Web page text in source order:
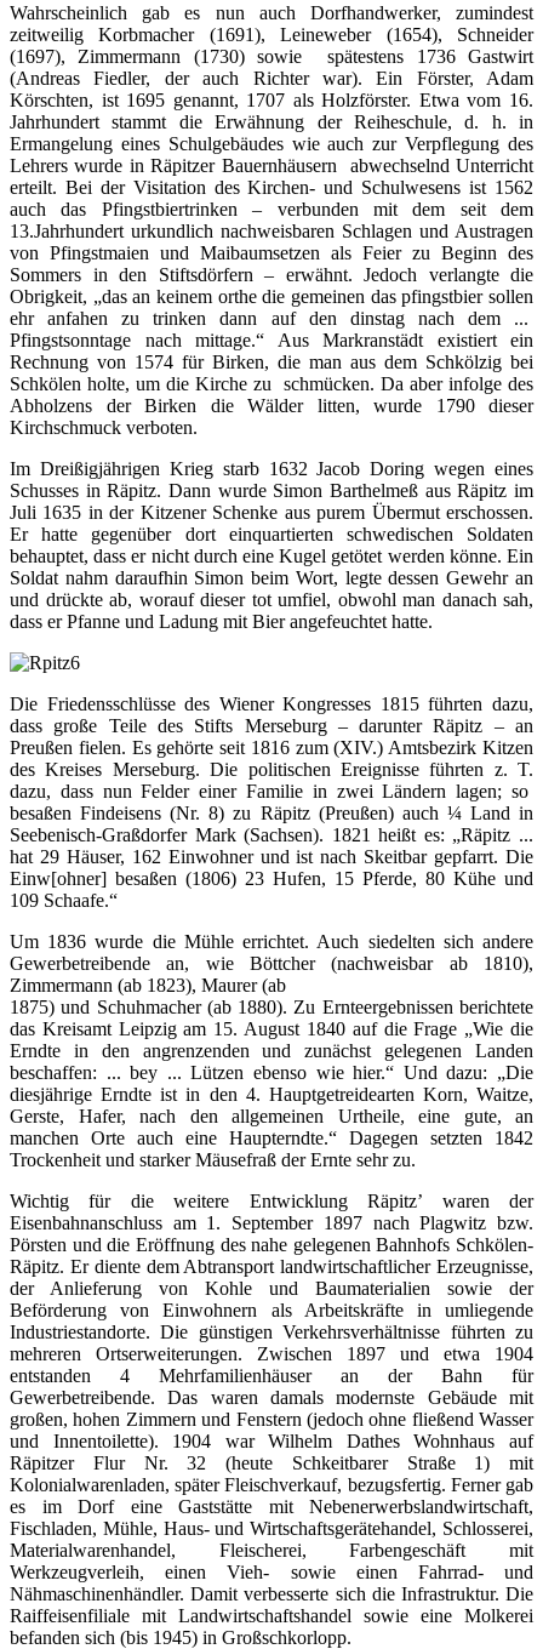
Wahrscheinlich gab es nun auch Dorfhandwerker, zumindest
zeitweilig Korbmacher (1691), Leineweber (1654), Schneider
(1697), Zimmermann (1730) sowie spätestens 1736 Gastwirt
(Andreas Fiedler, der auch Richter war). Ein Förster, Adam
Körschten, ist 1695 genannt, 1707 als Holzförster. Etwa vom 16.
Jahrhundert stammt die Erwähnung der Reiheschule, d. h. in
Ermangelung eines Schulgebäudes wie auch zur Verpflegung des
Lehrers wurde in Räpitzer Bauernhäusern abwechselnd Unterricht
erteilt. Bei der Visitation des Kirchen- und Schulwesens ist 1562
auch das Pfingstbiertrinken – verbunden mit dem seit dem
13.Jahrhundert urkundlich nachweisbaren Schlagen und Austragen
von Pfingstmaien und Maibaumsetzen als Feier zu Beginn des
Sommers in den Stiftsdörfern – erwähnt. Jedoch verlangte die
Obrigkeit, „das an keinem orthe die gemeinen das pfingstbier sollen
ehr anfahen zu trinken dann auf den dinstag nach dem ...
Pfingstsonntage nach mittage.“ Aus Markranstädt existiert ein
Rechnung von 1574 für Birken, die man aus dem Schkölzig bei
Schkölen holte, um die Kirche zu schmücken. Da aber infolge des
Abholzens der Birken die Wälder litten, wurde 1790 dieser
Kirchschmuck verboten.
Im Dreißigjährigen Krieg starb 1632 Jacob Doring wegen eines
Schusses in Räpitz. Dann wurde Simon Barthelmeß aus Räpitz im
Juli 1635 in der Kitzener Schenke aus purem Übermut erschossen.
Er hatte gegenüber dort einquartierten schwedischen Soldaten
behauptet, dass er nicht durch eine Kugel getötet werden könne. Ein
Soldat nahm daraufhin Simon beim Wort, legte dessen Gewehr an
und drückte ab, worauf dieser tot umfiel, obwohl man danach sah,
dass er Pfanne und Ladung mit Bier angefeuchtet hatte.
Die Friedensschlüsse des Wiener Kongresses 1815 führten dazu,
dass große Teile des Stifts Merseburg – darunter Räpitz – an
Preußen fielen. Es gehörte seit 1816 zum (XIV.) Amtsbezirk Kitzen
des Kreises Merseburg. Die politischen Ereignisse führten z. T.
dazu, dass nun Felder einer Familie in zwei Ländern lagen; so
besaßen Findeisens (Nr. 8) zu Räpitz (Preußen) auch ¼ Land in
Seebenisch-Graßdorfer Mark (Sachsen). 1821 heißt es: „Räpitz ...
hat 29 Häuser, 162 Einwohner und ist nach Skeitbar gepfarrt. Die
Einw[ohner] besaßen (1806) 23 Hufen, 15 Pferde, 80 Kühe und
109 Schaafe.“
Um 1836 wurde die Mühle errichtet. Auch siedelten sich andere
Gewerbetreibende an, wie Böttcher (nachweisbar ab 1810),
Zimmermann (ab 1823), Maurer (ab
1875) und Schuhmacher (ab 1880). Zu Ernteergebnissen berichtete
das Kreisamt Leipzig am 15. August 1840 auf die Frage „Wie die
Erndte in den angrenzenden und zunächst gelegenen Landen
beschaffen: ... bey ... Lützen ebenso wie hier.“ Und dazu: „Die
diesjährige Erndte ist in den 4. Hauptgetreidearten Korn, Waitze,
Gerste, Hafer, nach den allgemeinen Urtheile, eine gute, an
manchen Orte auch eine Haupterndte.“ Dagegen setzten 1842
Trockenheit und starker Mäusefraß der Ernte sehr zu.
Wichtig für die weitere Entwicklung Räpitz’ waren der
Eisenbahnanschluss am 1. September 1897 nach Plagwitz bzw.
Pörsten und die Eröffnung des nahe gelegenen Bahnhofs Schkölen-
Räpitz. Er diente dem Abtransport landwirtschaftlicher Erzeugnisse,
der Anlieferung von Kohle und Baumaterialien sowie der
Beförderung von Einwohnern als Arbeitskräfte in umliegende
Industriestandorte. Die günstigen Verkehrsverhältnisse führten zu
mehreren Ortserweiterungen. Zwischen 1897 und etwa 1904
entstanden 4 Mehrfamilienhäuser an der Bahn für
Gewerbetreibende. Das waren damals modernste Gebäude mit
großen, hohen Zimmern und Fenstern (jedoch ohne fließend Wasser
und Innentoilette). 1904 war Wilhelm Dathes Wohnhaus auf
Räpitzer Flur Nr. 32 (heute Schkeitbarer Straße 1) mit
Kolonialwarenladen, später Fleischverkauf, bezugsfertig. Ferner gab
es im Dorf eine Gaststätte mit Nebenerwerbslandwirtschaft,
Fischladen, Mühle, Haus- und Wirtschaftsgerätehandel, Schlosserei,
Materialwarenhandel, Fleischerei, Farbengeschäft mit
Werkzeugverleih, einen Vieh- sowie einen Fahrrad- und
Nähmaschinenhändler. Damit verbesserte sich die Infrastruktur. Die
Raiffeisenfiliale mit Landwirtschaftshandel sowie eine Molkerei
befanden sich (bis 1945) in Großschkorlopp.